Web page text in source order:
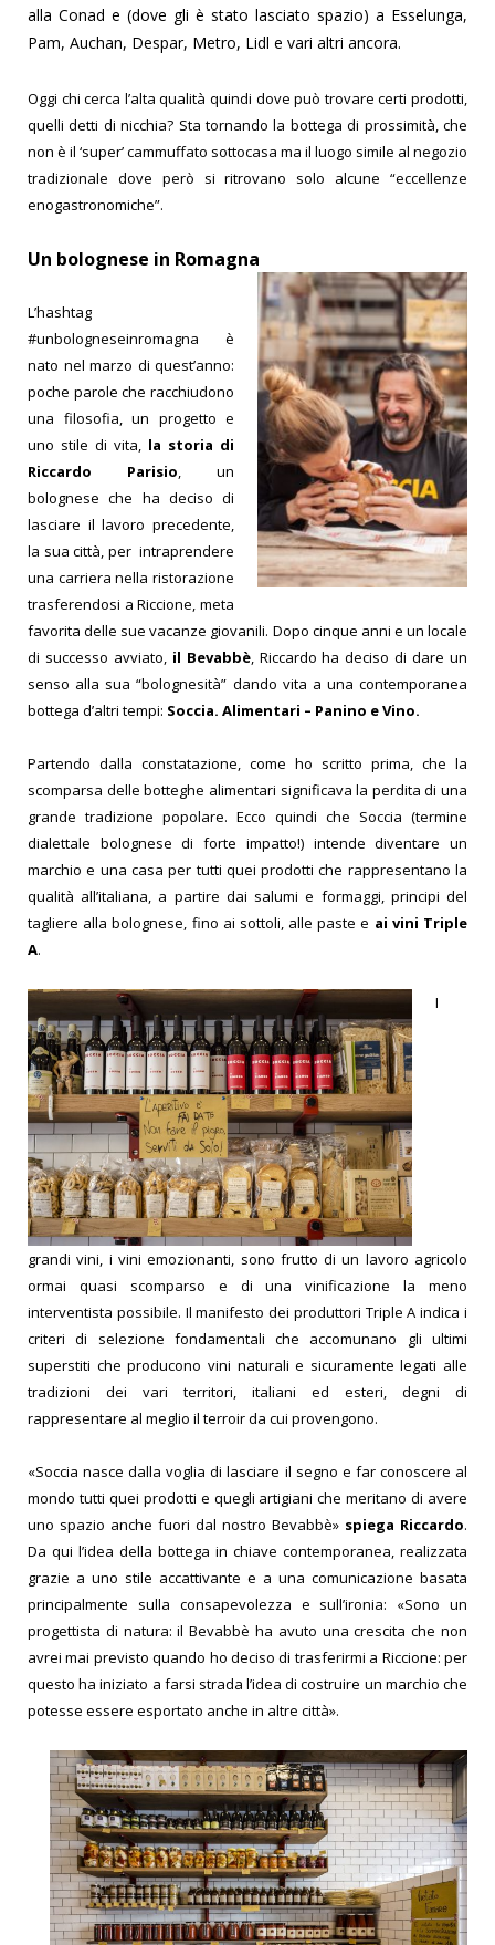
alla Conad e (dove gli è stato lasciato spazio) a Esselunga,
Pam, Auchan, Despar, Metro, Lidl e vari altri ancora.
Oggi chi cerca l’alta qualità quindi dove può trovare certi prodotti,
quelli detti di nicchia? Sta tornando la bottega di prossimità, che
non è il ‘super’ cammuffato sottocasa ma il luogo simile al negozio
tradizionale dove però si ritrovano solo alcune “eccellenze
enogastronomiche”.
Un bolognese in Romagna
L’hashtag
#unbologneseinromagna è
nato nel marzo di quest’anno:
poche parole che racchiudono
una filosofia, un progetto e
uno stile di vita, la storia di
Riccardo Parisio , un
bolognese che ha deciso di
lasciare il lavoro precedente,
la sua città, per intraprendere
una carriera nella ristorazione
trasferendosi a Riccione, meta
favorita delle sue vacanze giovanili. Dopo cinque anni e un locale
di successo avviato, il Bevabbè, Riccardo ha deciso di dare un
senso alla sua “bolognesità” dando vita a una contemporanea
bottega d’altri tempi: Soccia. Alimentari – Panino e Vino.
Partendo dalla constatazione, come ho scritto prima, che la
scomparsa delle botteghe alimentari significava la perdita di una
grande tradizione popolare. Ecco quindi che Soccia (termine
dialettale bolognese di forte impatto!) intende diventare un
marchio e una casa per tutti quei prodotti che rappresentano la
qualità all’italiana, a partire dai salumi e formaggi, principi del
tagliere alla bolognese, fino ai sottoli, alle paste e ai vini Triple
A.
I
grandi vini, i vini emozionanti, sono frutto di un lavoro agricolo
ormai quasi scomparso e di una vinificazione la meno
interventista possibile. Il manifesto dei produttori Triple A indica i
criteri di selezione fondamentali che accomunano gli ultimi
superstiti che producono vini naturali e sicuramente legati alle
tradizioni dei vari territori, italiani ed esteri, degni di
rappresentare al meglio il terroir da cui provengono.
«Soccia nasce dalla voglia di lasciare il segno e far conoscere al
mondo tutti quei prodotti e quegli artigiani che meritano di avere
uno spazio anche fuori dal nostro Bevabbè» spiega Riccardo.
Da qui l’idea della bottega in chiave contemporanea, realizzata
grazie a uno stile accattivante e a una comunicazione basata
principalmente sulla consapevolezza e sull’ironia: «Sono un
progettista di natura: il Bevabbè ha avuto una crescita che non
avrei mai previsto quando ho deciso di trasferirmi a Riccione: per
questo ha iniziato a farsi strada l’idea di costruire un marchio che
potesse essere esportato anche in altre città».